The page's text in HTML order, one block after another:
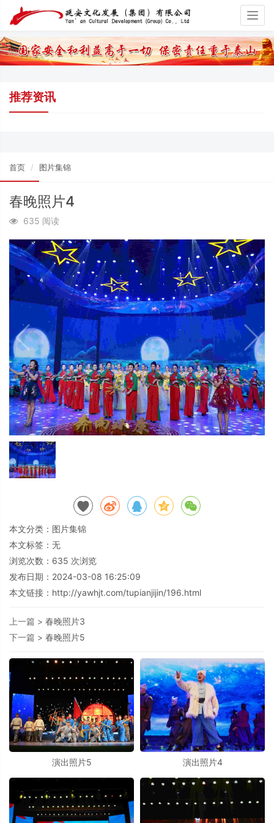
推荐资讯
首页 图片集锦
春晚照片4
635 阅读
本文分类： 图片集锦
本文标签：无
浏览次数： 635 次浏览
发布日期：2024-03-08 16:25:09
本文链接： http://yawhjt.com/tupianjijin/196.html
上一篇 > 春晚照片3
下一篇 > 春晚照片5
演出照片5 演出照片4